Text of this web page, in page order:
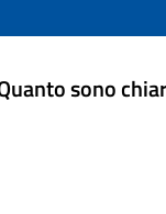
sono